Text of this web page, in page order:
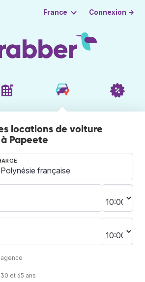
France Connexion →
locations de voiture
Papeete
et 65 ans